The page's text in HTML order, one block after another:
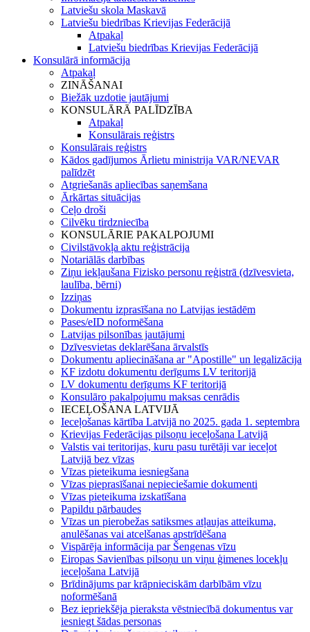
Latviešu skola Maskavā
Latviešu biedrības Krievijas Federācijā
Atpakaļ
Latviešu biedrības Krievijas Federācijā
Konsulārā informācija
Atpakaļ
ZINĀŠANAI
Biežāk uzdotie jautājumi
KONSULĀRĀ PALĪDZĪBA
Atpakaļ
Konsulārais reģistrs
Konsulārais reģistrs
Kādos gadījumos Ārlietu ministrija VAR/NEVAR
palīdzēt
Atgriešanās apliecības saņemšana
Ārkārtas situācijas
Ceļo droši
Cilvēku tirdzniecība
KONSULĀRIE PAKALPOJUMI
Civilstāvokļa aktu reģistrācija
Notariālās darbības
Ziņu iekļaušana Fizisko personu reģistrā (dzīvesvieta,
laulība, bērni)
Izziņas
Dokumentu izprasīšana no Latvijas iestādēm
Pases/eID noformēšana
Latvijas pilsonības jautājumi
Dzīvesvietas deklarēšana ārvalstīs
Dokumentu apliecināšana ar "Apostille" un legalizācija
KF izdotu dokumentu derīgums LV teritorijā
LV dokumentu derīgums KF teritorijā
Konsulāro pakalpojumu maksas cenrādis
IECEĻOŠANA LATVIJĀ
Ieceļošanas kārtība Latvijā no 2025. gada 1. septembra
Krievijas Federācijas pilsoņu ieceļošana Latvijā
Valstis vai teritorijas, kuru pasu turētāji var ieceļot
Latvijā bez vīzas
Vīzas pieteikuma iesniegšana
Vīzas pieprasīšanai nepieciešamie dokumenti
Vīzas pieteikuma izskatīšana
Papildu pārbaudes
Vīzas un pierobežas satiksmes atļaujas atteikuma,
anulēšanas vai atcelšanas apstrīdēšana
Vispārēja informācija par Šengenas vīzu
Eiropas Savienības pilsoņu un viņu ģimenes locekļu
ieceļošana Latvijā
Brīdinājums par krāpnieciskām darbībām vīzu
noformēšanā
Bez iepriekšēja pieraksta vēstniecībā dokumentus var
iesniegt šādas personas